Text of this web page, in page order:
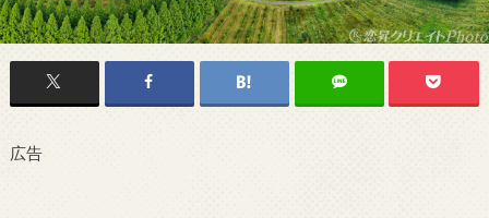
広告